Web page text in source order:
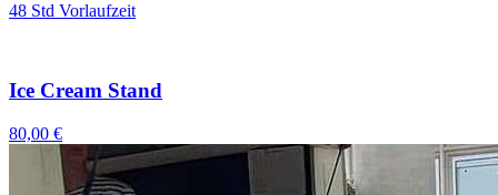
48 Std Vorlaufzeit
Ice Cream Stand
80,00 €